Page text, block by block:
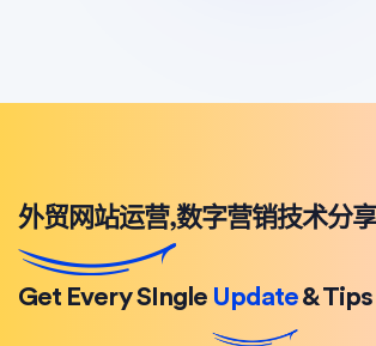
外贸网站运营,数字营销技术分享
Get Every SIngle Update& Tips